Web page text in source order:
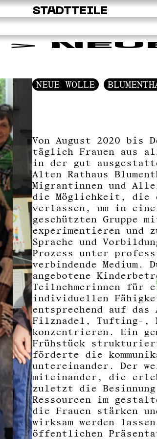
STADTTEILE
>
NEUE WOLLE
Von August 2020 bis
täglich Frauen aus
in der gut
Alten Rathaus
Migrantinnen und
die Möglichkeit, die
verlassen, um in
geschützten Gruppe
experimentieren und
Sprache und
Prozess unter
verbindende
angebotene
Teilnehmerinnen für
individuellen
entsprechend auf das
Filznadel, Tufting-,
konzentrieren. Ein
Frühstück
förderte die
untereinander. Der
miteinander, die
zuletzt die
Ressourcen im
die Frauen stärken
wirksam werden
öffentlichen